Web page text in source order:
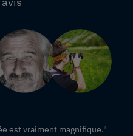
est vraiment magnifique."